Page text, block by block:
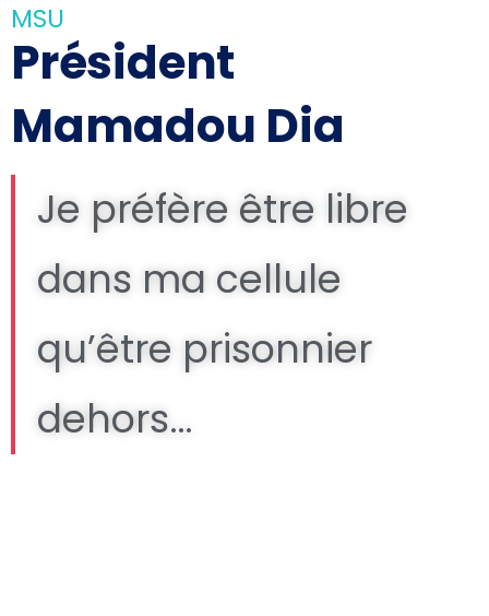
MSU
Président
Mamadou Dia
Je préfère être libre
dans ma cellule
qu’être prisonnier
dehors…